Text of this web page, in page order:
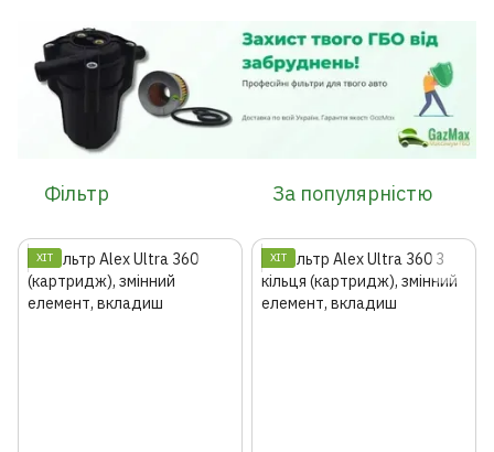
Фільтр За популярністю
ХІТ ХІТ